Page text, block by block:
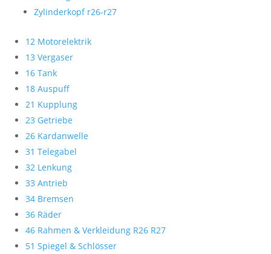
Zylinderkopf r26-r27
12 Motorelektrik
13 Vergaser
16 Tank
18 Auspuff
21 Kupplung
23 Getriebe
26 Kardanwelle
31 Telegabel
32 Lenkung
33 Antrieb
34 Bremsen
36 Räder
46 Rahmen & Verkleidung R26 R27
51 Spiegel & Schlösser